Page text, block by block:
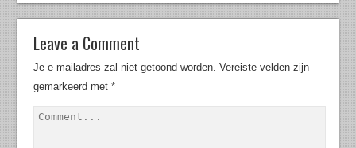
Leave a Comment
Je e-mailadres zal niet getoond worden. Vereiste velden zijn
gemarkeerd met*